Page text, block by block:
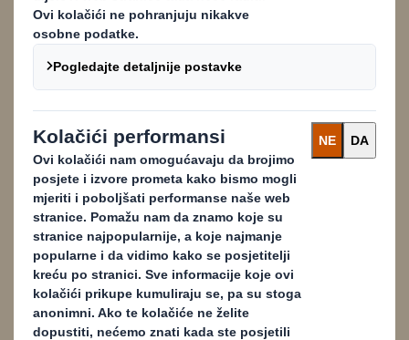
Kako biste vidjeli ovaj sadržaj, morate uključiti 'performans' kolačiće
Powered by
Preuzeti sada